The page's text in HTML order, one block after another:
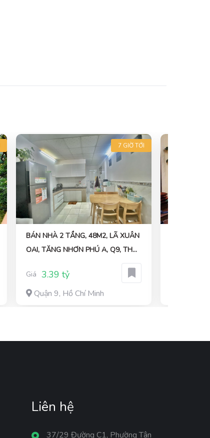
7 GIỜ TỚI
BÁN NHÀ 2 TẦNG, 48M2, LÃ XUÂN
OAI, TĂNG NHƠN PHÚ A, Q9, THỦ
Giá 3.39 tỷ
Quận 9, Hồ Chí Minh
Liên hệ
37/29 Đường C1, Phường Tân